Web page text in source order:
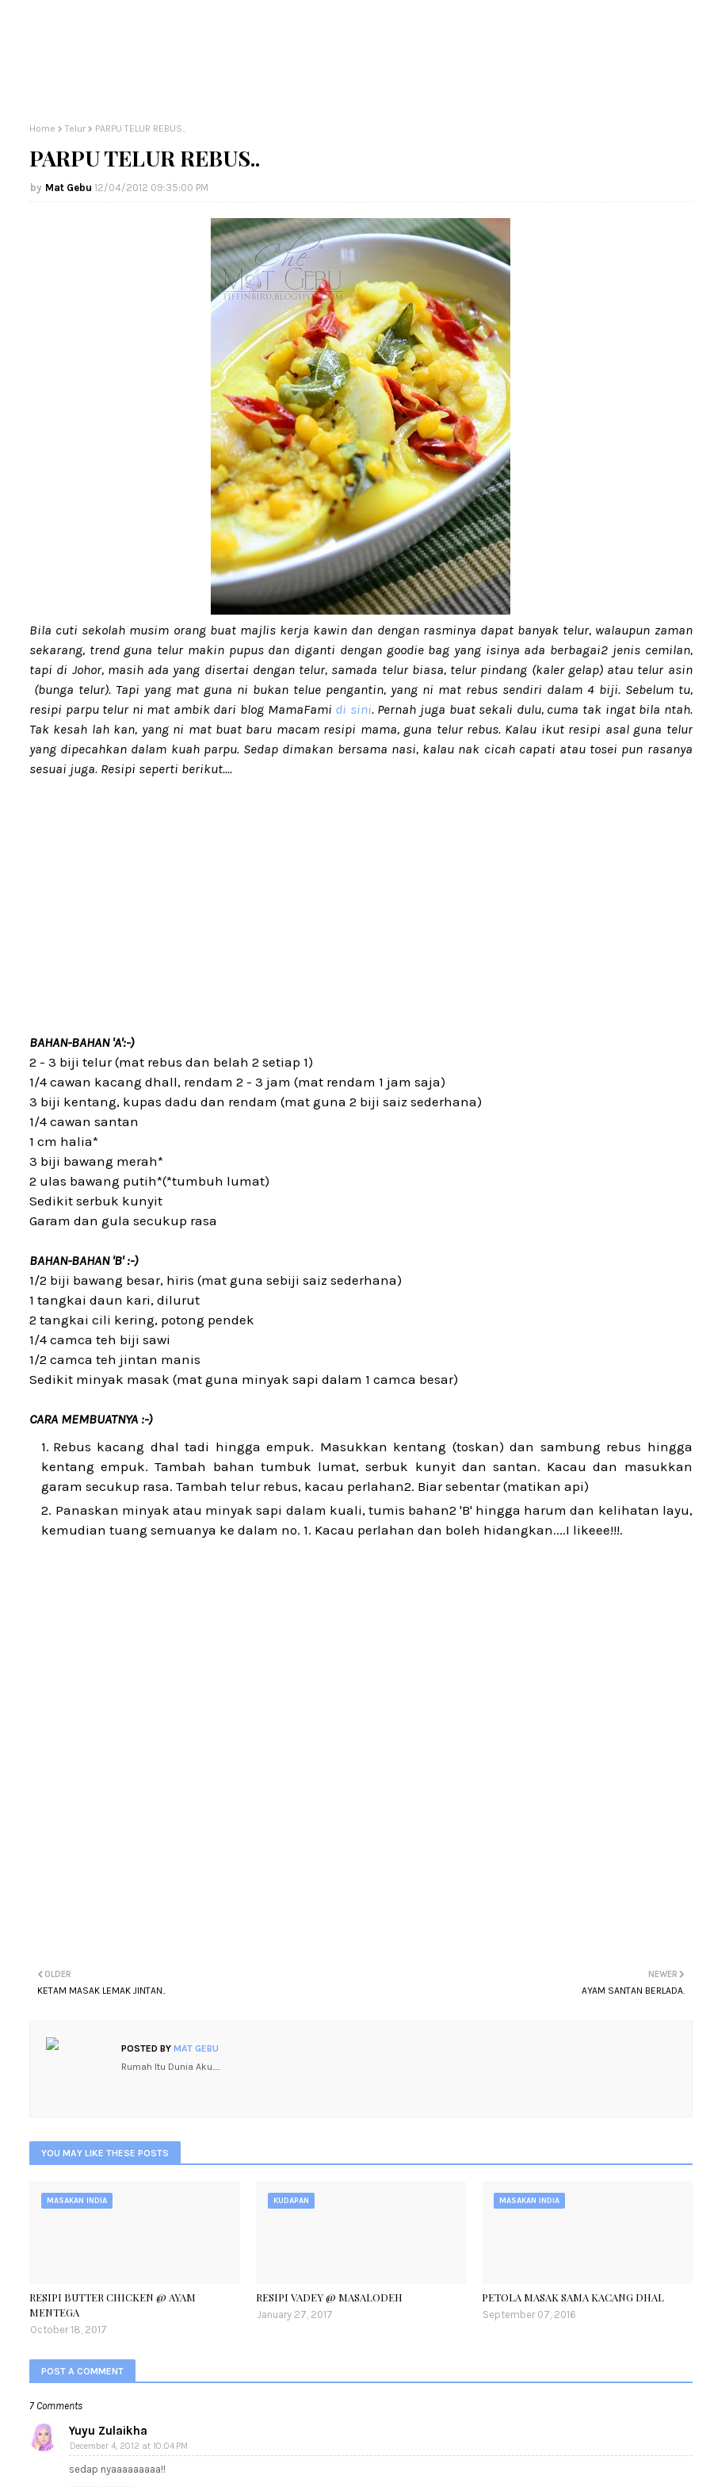
Home Telur PARPU TELUR REBUS..
PARPU TELUR REBUS..
Mat Gebu 12/04/2012 09:35:00 PM
Bila cuti sekolah musim orang buat majlis kerja kawin dan dengan rasminya dapat banyak telur, walaupun zaman
sekarang, trend guna telur makin pupus dan diganti dengan goodie bag yang isinya ada berbagai2 jenis cemilan,
tapi di Johor, masih ada yang disertai dengan telur, samada telur biasa, telur pindang (kaler gelap) atau telur asin
(bunga telur). Tapi yang mat guna ni bukan telue pengantin, yang ni mat rebus sendiri dalam 4 biji. Sebelum tu,
resipi parpu telur ni mat ambik dari blog MamaFami di sini. Pernah juga buat sekali dulu, cuma tak ingat bila ntah.
Tak kesah lah kan, yang ni mat buat baru macam resipi mama, guna telur rebus. Kalau ikut resipi asal guna telur
yang dipecahkan dalam kuah parpu. Sedap dimakan bersama nasi, kalau nak cicah capati atau tosei pun rasanya
sesuai juga. Resipi seperti berikut....
BAHAN-BAHAN 'A':-)
2 - 3 biji telur (mat rebus dan belah 2 setiap 1)
1/4 cawan kacang dhall, rendam 2 - 3 jam (mat rendam 1 jam saja)
3 biji kentang, kupas dadu dan rendam (mat guna 2 biji saiz sederhana)
1/4 cawan santan
1 cm halia*
3 biji bawang merah*
2 ulas bawang putih*(*tumbuh lumat)
Sedikit serbuk kunyit
Garam dan gula secukup rasa
BAHAN-BAHAN 'B' :-)
1/2 biji bawang besar, hiris (mat guna sebiji saiz sederhana)
1 tangkai daun kari, dilurut
2 tangkai cili kering, potong pendek
1/4 camca teh biji sawi
1/2 camca teh jintan manis
Sedikit minyak masak (mat guna minyak sapi dalam 1 camca besar)
CARA MEMBUATNYA :-)
Rebus kacang dhal tadi hingga empuk. Masukkan kentang (toskan) dan sambung rebus hingga
kentang empuk. Tambah bahan tumbuk lumat, serbuk kunyit dan santan. Kacau dan masukkan
garam secukup rasa. Tambah telur rebus, kacau perlahan2. Biar sebentar (matikan api)
Panaskan minyak atau minyak sapi dalam kuali, tumis bahan2 'B' hingga harum dan kelihatan layu,
kemudian tuang semuanya ke dalam no. 1. Kacau perlahan dan boleh hidangkan....I likeee!!!.
NEWER
AYAM SANTAN BERLADA.
OLDER
KETAM MASAK LEMAK JINTAN..
POSTED BY MAT GEBU
Rumah Itu Dunia Aku.....
YOU MAY LIKE THESE POSTS
MASAKAN INDIA
RESIPI BUTTER CHICKEN @ AYAM
MENTEGA
October 18, 2017
KUDAPAN
RESIPI VADEY @ MASALODEH
January 27, 2017
MASAKAN INDIA
PETOLA MASAK SAMA KACANG DHAL
September 07, 2016
POST A COMMENT
7 Comments
Yuyu Zulaikha
December 4, 2012 at 10:04 PM
sedap nyaaaaaaaaa!!